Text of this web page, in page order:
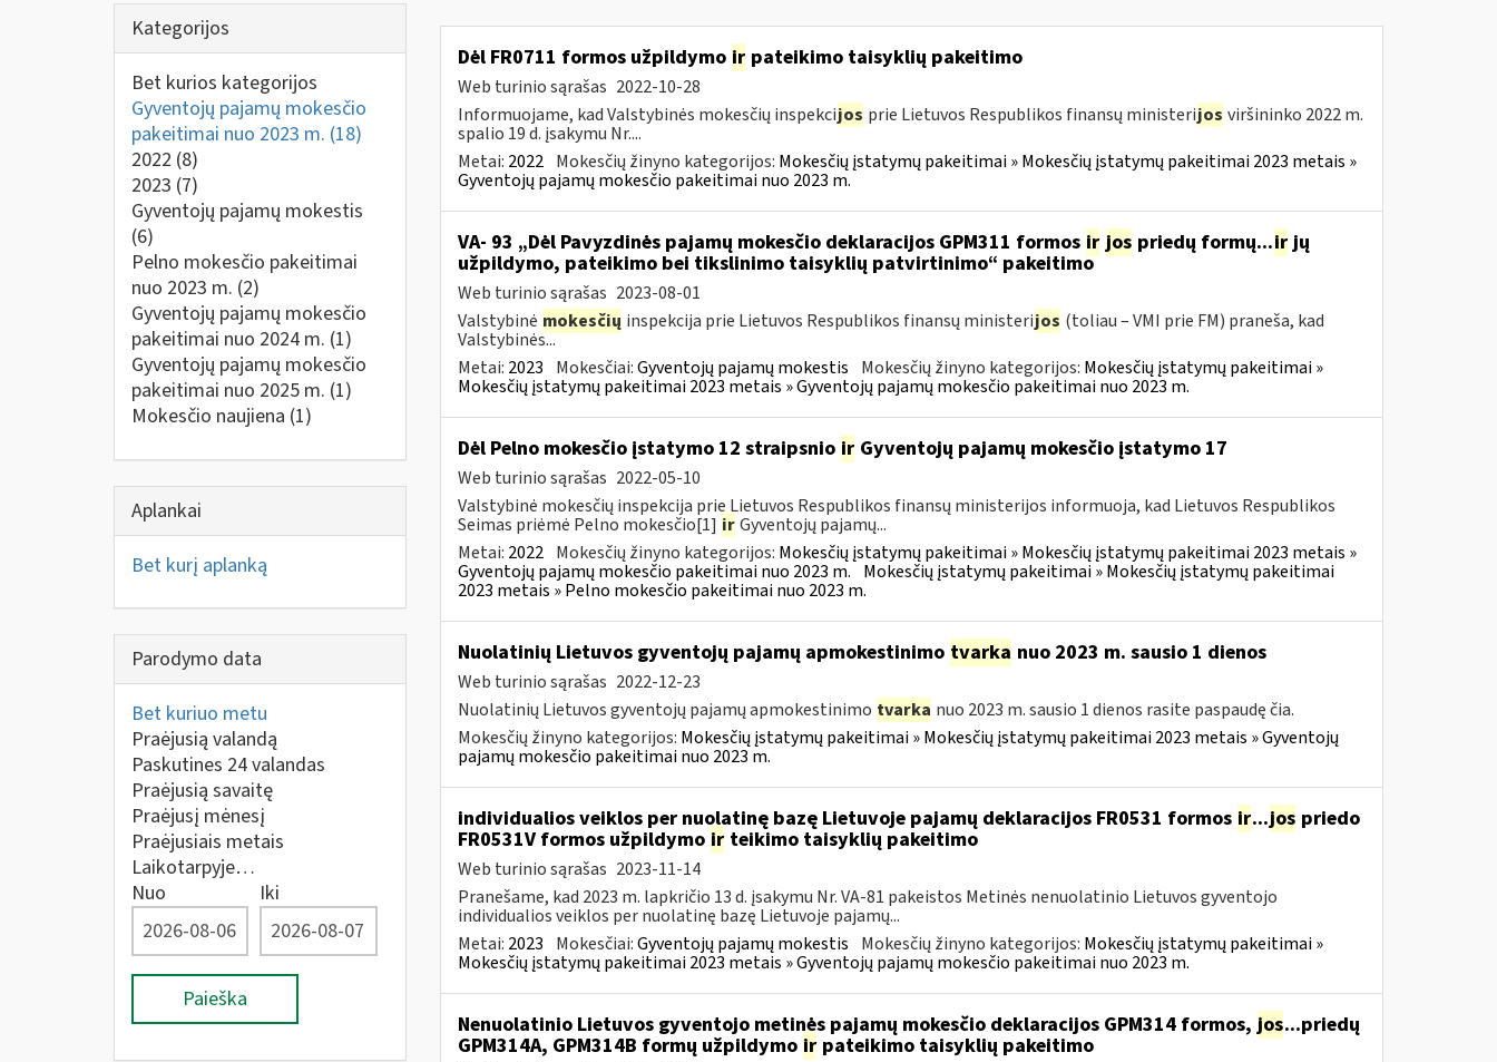
Kategorijos
Bet kurios kategorijos
Gyventojų pajamų mokesčio
pakeitimai nuo 2023 m. (18)
2022 (8)
2023 (7)
Gyventojų pajamų mokestis
(6)
Pelno mokesčio pakeitimai
nuo 2023 m. (2)
Gyventojų pajamų mokesčio
pakeitimai nuo 2024 m. (1)
Gyventojų pajamų mokesčio
pakeitimai nuo 2025 m. (1)
Mokesčio naujiena (1)
Aplankai
Bet kurį aplanką
Parodymo data
Bet kuriuo metu
Praėjusią valandą
Paskutines 24 valandas
Praėjusią savaitę
Praėjusį mėnesį
Praėjusiais metais
Laikotarpyje…
Nuo
Iki
Paieška
Dėl FR0711 formos užpildymo irpateikimo taisyklių pakeitimo
Web turinio sąrašas 2022-10-28
Informuojame, kad Valstybinės mokesčių inspekcijos prie Lietuvos Respublikos finansų ministerijos viršininko 2022 m.
spalio 19 d. įsakymu Nr....
Metai: 2022 Mokesčių žinyno kategorijos: Mokesčių įstatymų pakeitimai » Mokesčių įstatymų pakeitimai 2023 metais »
Gyventojų pajamų mokesčio pakeitimai nuo 2023 m.
VA- 93 „Dėl Pavyzdinės pajamų mokesčio deklaracijos GPM311 formos ir jos priedų formų...irjų
užpildymo, pateikimo bei tikslinimo taisyklių patvirtinimo“ pakeitimo
Web turinio sąrašas 2023-08-01
Valstybinė mokesčių inspekcija prie Lietuvos Respublikos finansų ministerijos (toliau – VMI prie FM) praneša, kad
Valstybinės...
Metai: 2023 Mokesčiai:Gyventojų pajamų mokestis Mokesčių žinyno kategorijos: Mokesčių įstatymų pakeitimai »
Mokesčių įstatymų pakeitimai 2023 metais » Gyventojų pajamų mokesčio pakeitimai nuo 2023 m.
Dėl Pelno mokesčio įstatymo 12 straipsnio irGyventojų pajamų mokesčio įstatymo 17
Web turinio sąrašas 2022-05-10
Valstybinė mokesčių inspekcija prie Lietuvos Respublikos finansų ministerijos informuoja, kad Lietuvos Respublikos
Seimas priėmė Pelno mokesčio[1] ir Gyventojų pajamų...
Metai: 2022 Mokesčių žinyno kategorijos: Mokesčių įstatymų pakeitimai » Mokesčių įstatymų pakeitimai 2023 metais »
Gyventojų pajamų mokesčio pakeitimai nuo 2023 m. Mokesčių įstatymų pakeitimai » Mokesčių įstatymų pakeitimai
2023 metais » Pelno mokesčio pakeitimai nuo 2023 m.
Nuolatinių Lietuvos gyventojų pajamų apmokestinimo tvarka nuo 2023 m. sausio 1 dienos
Web turinio sąrašas 2022-12-23
Nuolatinių Lietuvos gyventojų pajamų apmokestinimo tvarka nuo 2023 m. sausio 1 dienos rasite paspaudę čia.
Mokesčių žinyno kategorijos: Mokesčių įstatymų pakeitimai » Mokesčių įstatymų pakeitimai 2023 metais » Gyventojų
pajamų mokesčio pakeitimai nuo 2023 m.
individualios veiklos per nuolatinę bazę Lietuvoje pajamų deklaracijos FR0531 formos ir...jos priedo
FR0531V formos užpildymo irteikimo taisyklių pakeitimo
Web turinio sąrašas 2023-11-14
Pranešame, kad 2023 m. lapkričio 13 d. įsakymu Nr. VA-81 pakeistos Metinės nenuolatinio Lietuvos gyventojo
individualios veiklos per nuolatinę bazę Lietuvoje pajamų...
Metai: 2023 Mokesčiai:Gyventojų pajamų mokestis Mokesčių žinyno kategorijos: Mokesčių įstatymų pakeitimai »
Mokesčių įstatymų pakeitimai 2023 metais » Gyventojų pajamų mokesčio pakeitimai nuo 2023 m.
Nenuolatinio Lietuvos gyventojo metinės pajamų mokesčio deklaracijos GPM314 formos, jos...priedų
GPM314A, GPM314B formų užpildymo irpateikimo taisyklių pakeitimo